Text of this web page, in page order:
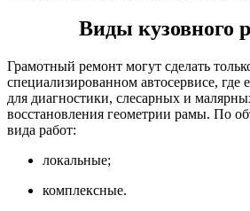
Виды кузовного
Грамотный ремонт могут сделать
специализированном автосервисе, где
для диагностики, слесарных и
восстановления геометрии рамы. По
вида работ:
локальные;
комплексные.